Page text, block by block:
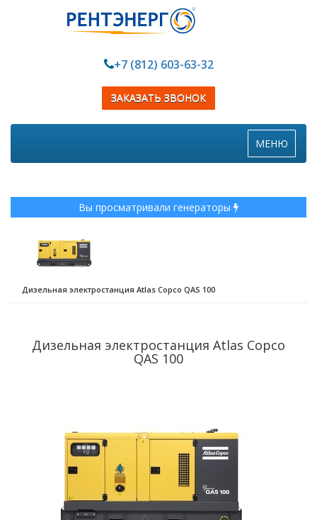
+7 (812) 603-63-32
ЗАКАЗАТЬ ЗВОНОК
Toggle
navigation
МЕНЮ
Вы просматривали генераторы
Дизельная электростанция Atlas Copco QAS 100
Дизельная электростанция Atlas Copco
QAS 100